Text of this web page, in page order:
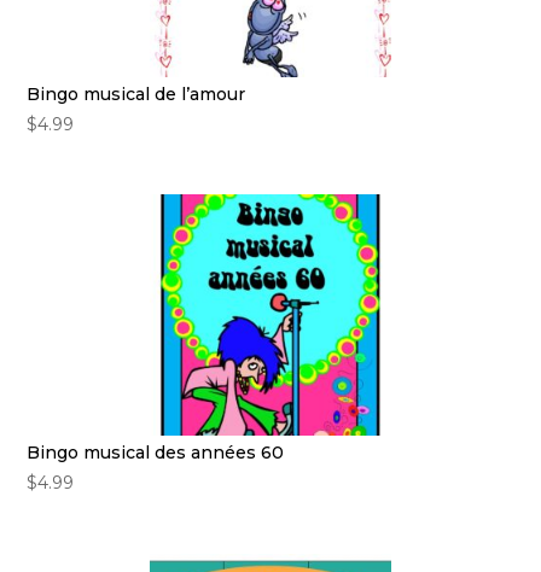
Bingo musical de l’amour
$4.99
Bingo musical des années 60
$4.99